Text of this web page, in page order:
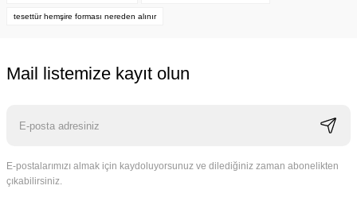
tesettür hemşire forması nereden alınır
Mail listemize kayıt olun
E-postalarımızı almak için kaydoluyorsunuz ve dilediğiniz zaman abonelikten
çıkabilirsiniz.